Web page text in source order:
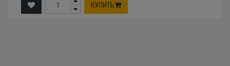
КУПИТЬ